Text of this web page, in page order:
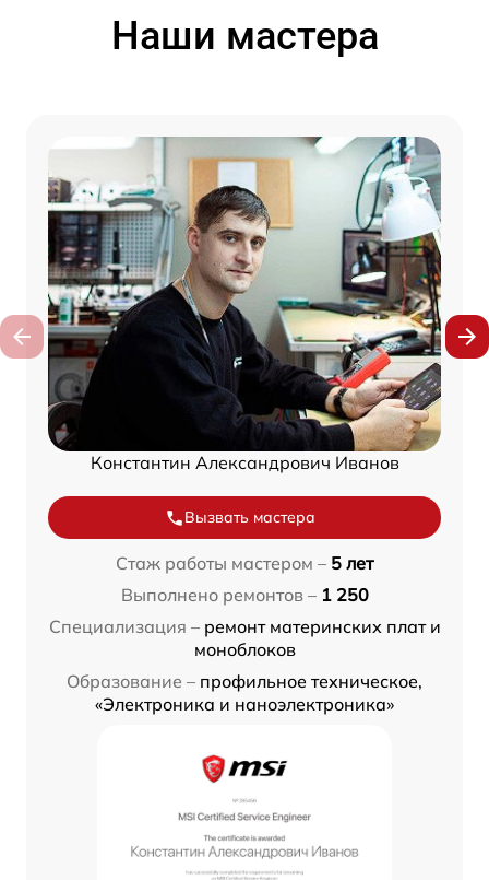
Наши мастера
Константин Александрович Иванов
Вызвать мастера
Стаж работы мастером – 5 лет
Выполнено ремонтов – 1 250
Специализация – ремонт материнских плат и
моноблоков
Образование – профильное техническое,
«Электроника и наноэлектроника»